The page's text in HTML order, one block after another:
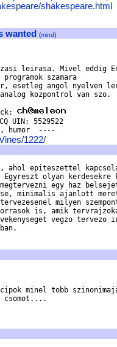
shakespeare.html
wanted (mind)
leirasa. Mivel eddig
szamara
esetleg angol nyelven
kozpontrol van szo.
UIN: 5529522
1222/
ahol epiteszettel
olyan kerdesekre
egy haz
minimalis ajanlott
milyen
is, amik
vegzo tervezo
cipok minel tobb
csomot....